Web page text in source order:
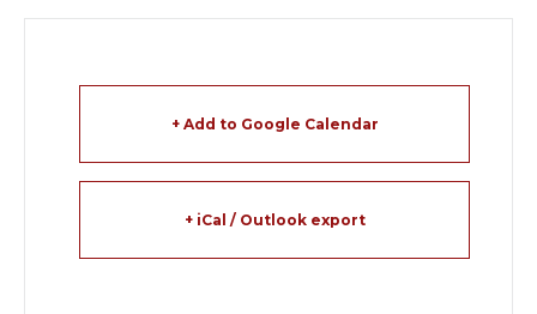
+ Add to Google Calendar
+ iCal / Outlook export